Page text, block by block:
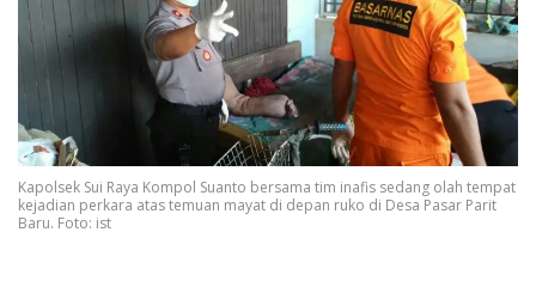
Kapolsek Sui Raya Kompol Suanto bersama tim inafis sedang olah tempat
kejadian perkara atas temuan mayat di depan ruko di Desa Pasar Parit
Baru. Foto: ist